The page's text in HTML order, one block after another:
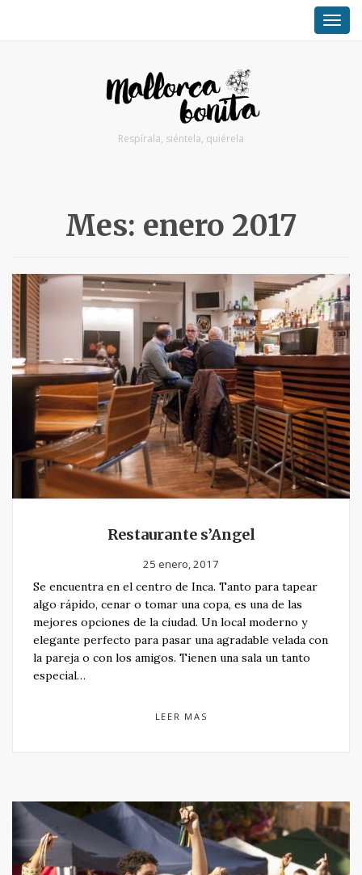
Respírala, siéntela, quiérela
Mes: enero 2017
Restaurante s’Angel
25 enero, 2017
Se encuentra en el centro de Inca. Tanto para tapear
algo rápido, cenar o tomar una copa, es una de las
mejores opciones de la ciudad. Un local moderno y
elegante perfecto para pasar una agradable velada con
la pareja o con los amigos. Tienen una sala un tanto
especial…
LEER MAS